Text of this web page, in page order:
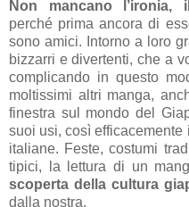
Non mancano l’ironia,
perché prima ancora di
sono amici. Intorno a loro
bizzarri e divertenti, che a
complicando in questo
moltissimi altri manga,
finestra sul mondo del
suoi usi, così
italiane. Feste, costumi
tipici, la lettura di un
scoperta della cultura
dalla nostra.